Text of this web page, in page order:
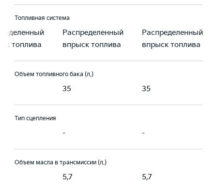
Топливная система
топлива
Распределенный
впрыск топлива
Распределенный
впрыск топлива
Объем топливного бака (л.)
35 35
Тип сцепления
- -
Объем масла в трансмиссии (л.)
5,7 5,7